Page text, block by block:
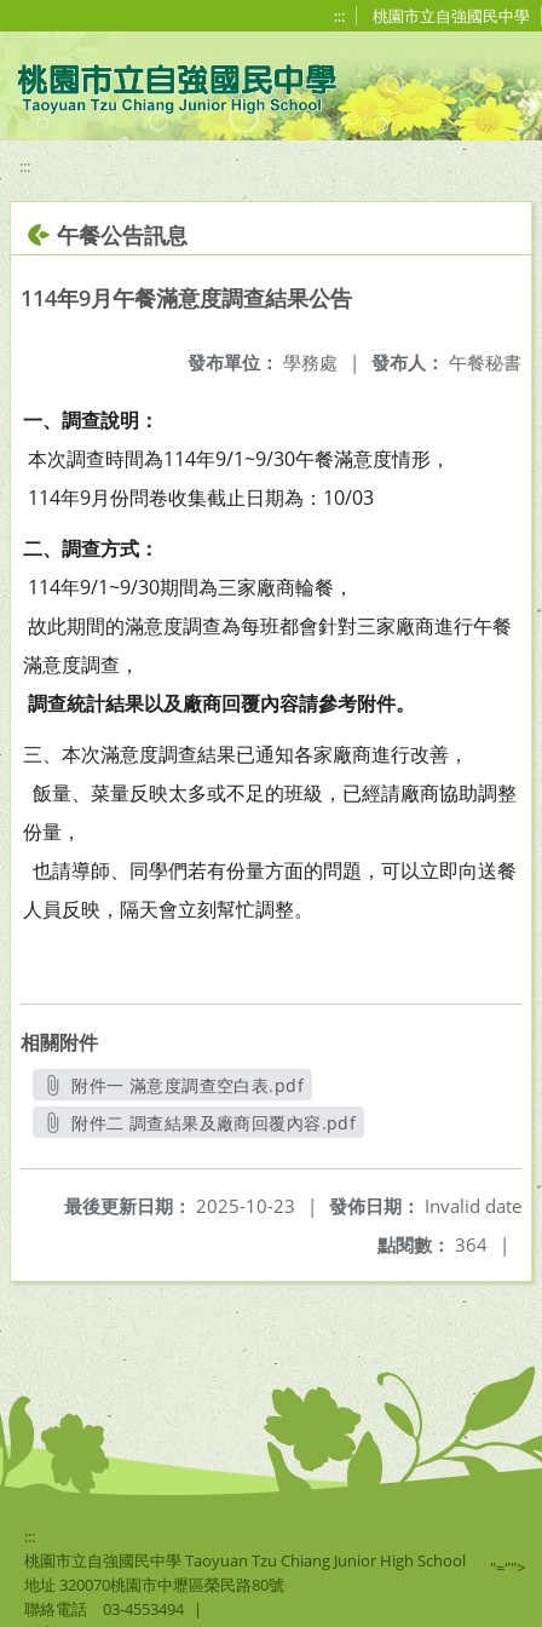
::: 桃園市立自強國民中學
:::
午餐公告訊息
114年9月午餐滿意度調查結果公告
發布人： 午餐秘書
發布單位： 學務處 |
一、調查說明：
本次調查時間為114年9/1~9/30午餐滿意度情形，
114年9月份問卷收集截止日期為：10/03
二、調查方式：
114年9/1~9/30期間為三家廠商輪餐，
故此期間的滿意度調查為每班都會針對三家廠商進行午餐
滿意度調查，
調查統計結果以及廠商回覆內容請參考附件。
三、本次滿意度調查結果已通知各家廠商進行改善，
飯量、菜量反映太多或不足的班級，已經請廠商協助調整
份量，
也請導師、同學們若有份量方面的問題，可以立即向送餐
人員反映，隔天會立刻幫忙調整。
相關附件
附件一 滿意度調查空白表.pdf
另開新視窗
附件二 調查結果及廠商回覆內容.pdf
發佈日期： Invalid date
最後更新日期： 2025-10-23
|
點閱數： 364 |
:::
桃園市立自強國民中學 Taoyuan Tzu Chiang Junior High School
地址 320070桃園市中壢區榮民路80號
聯絡電話
03-4553494
|
"="">